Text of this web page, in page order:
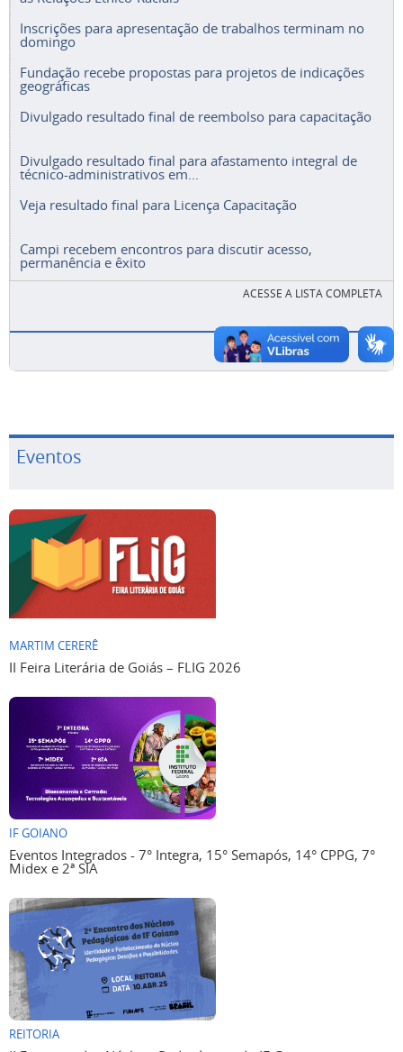
Inscrições para apresentação de trabalhos terminam no
domingo
Fundação recebe propostas para projetos de indicações
geográficas
Divulgado resultado final de reembolso para capacitação
Divulgado resultado final para afastamento integral de
técnico-administrativos em...
Veja resultado final para Licença Capacitação
Campi recebem encontros para discutir acesso,
permanência e êxito
ACESSE A LISTA COMPLETA
Eventos
MARTIM CERERÊ
II Feira Literária de Goiás – FLIG 2026
IF GOIANO
Eventos Integrados - 7° Integra, 15° Semapós, 14° CPPG, 7°
Midex e 2ª SIA
REITORIA